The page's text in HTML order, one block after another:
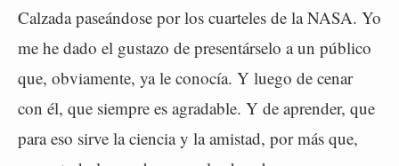
Calzada paseándose por los cuarteles de la NASA. Yo
me he dado el gustazo de presentárselo a un público
que, obviamente, ya le conocía. Y luego de cenar
con él, que siempre es agradable. Y de aprender, que
para eso sirve la ciencia y la amistad, por más que,